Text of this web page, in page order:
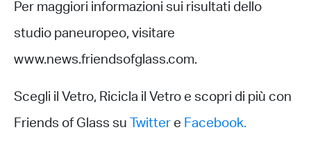
Per maggiori informazioni sui risultati dello
studio paneuropeo, visitare
www.news.friendsofglass.com.
Scegli il Vetro, Ricicla il Vetro e scopri di più con
Friends of Glass su Twitter e Facebook.